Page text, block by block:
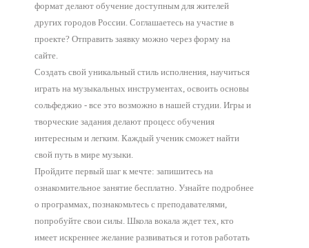
формат делают обучение доступным для жителей
других городов России. Соглашаетесь на участие в
проекте? Отправить заявку можно через форму на
сайте.
Создать свой уникальный стиль исполнения, научиться
играть на музыкальных инструментах, освоить основы
сольфеджио - все это возможно в нашей студии. Игры и
творческие задания делают процесс обучения
интересным и легким. Каждый ученик сможет найти
свой путь в мире музыки.
Пройдите первый шаг к мечте: запишитесь на
ознакомительное занятие бесплатно. Узнайте подробнее
о программах, познакомьтесь с преподавателями,
попробуйте свои силы. Школа вокала ждет тех, кто
имеет искреннее желание развиваться и готов работать